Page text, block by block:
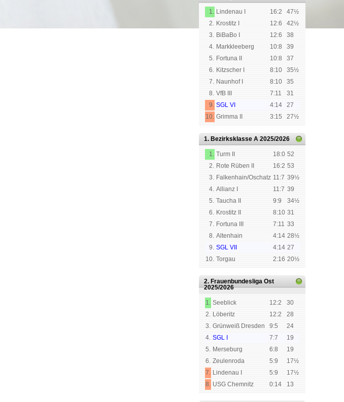
1. Lindenau I 16:2
47½
2. Krostitz I 12:6
42½
3. BiBaBo I 12:6
38
4. Markkleeberg 10:8
39
5. Fortuna II 10:8
37
6. Kitzscher I 8:10
35½
7. Naunhof I 8:10
35
8. VfB III 7:11
31
9. SGL VI 4:14
27
10. Grimma II 3:15 27½
1. Bezirksklasse A 2025/2026
1. Turm II 18:0 52
2. Rote Rüben II 16:2 53
3. Falkenhain/Oschatz 11:7 39½
4. Allianz I 11:7 39
5. Taucha II 9:9
34½
6. Krostitz II 8:10 31
7. Fortuna III 7:11 33
8. Altenhain 4:14 28½
9. SGL VII 4:14 27
10. Torgau 2:16 20½
2. Frauenbundesliga Ost
2025/2026
1. Seeblick 12:2
30
2. Löberitz 12:2
28
3. Grünweiß Dresden 9:5
24
4. SGL I 7:7
19
5. Merseburg 6:8
19
6. Zeulenroda 5:9
17½
7. Lindenau I 5:9
17½
8. USG Chemnitz 0:14 13